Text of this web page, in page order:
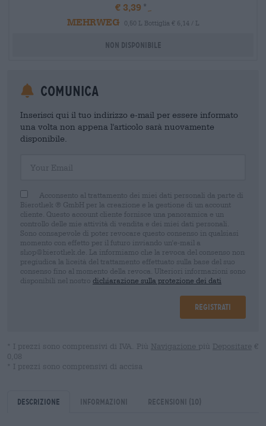
€ 3,39
MEHRWEG
0,50 L Bottiglia € 6,14 / L
Non disponibile
Comunica
Inserisci qui il tuo indirizzo e-mail per essere informato
una volta non appena l'articolo sarà nuovamente
disponibile.
Acconsento al trattamento dei miei dati personali da parte di
Bierothek ® GmbH per la creazione e la gestione di un account
cliente. Questo account cliente fornisce una panoramica e un
controllo delle mie attività di vendita e dei miei dati personali.
Sono consapevole di poter revocare questo consenso in qualsiasi
momento con effetto per il futuro inviando un'e-mail a
shop@bierothek.de. La informiamo che la revoca del consenso non
pregiudica la liceità del trattamento effettuato sulla base del suo
consenso fino al momento della revoca. Ulteriori informazioni sono
disponibili nel nostro dichiarazione sulla protezione dei dati
Registrati
* I prezzi sono comprensivi di IVA. Più Navigazione più Depositare €
0,08
* I prezzi sono comprensivi di accisa
Descrizione Informazioni Recensioni (10)